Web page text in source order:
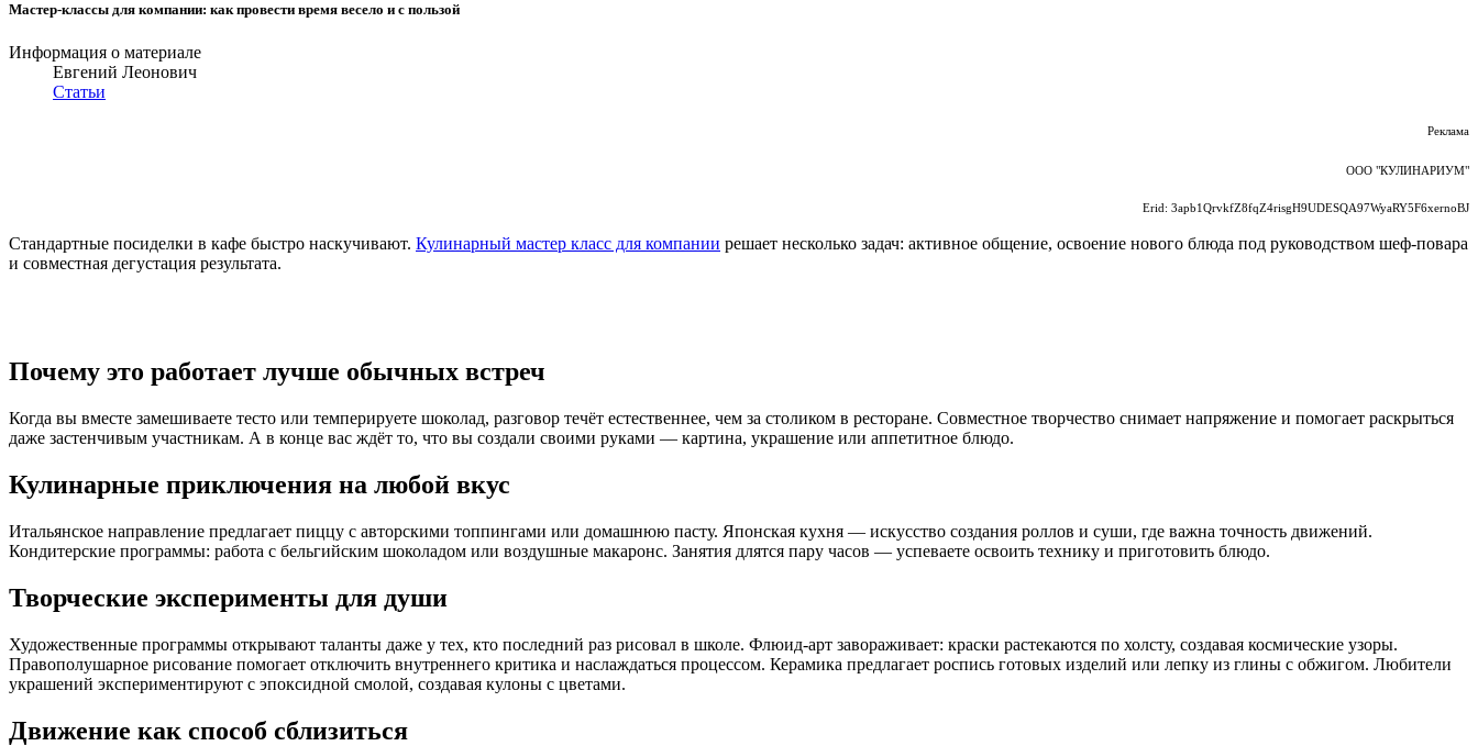
Мастер-классы для компании: как провести время весело и с пользой
Информация о материале
Евгений Леонович
Статьи
Реклама
ООО "КУЛИНАРИУМ"
Erid: 3apb1QrvkfZ8fqZ4risgH9UDESQA97WyaRY5F6xernoBJ
Стандартные посиделки в кафе быстро наскучивают. Кулинарный мастер класс для компании решает несколько задач: активное общение, освоение нового блюда под руководством шеф-повара
и совместная дегустация результата.
Почему это работает лучше обычных встреч
Когда вы вместе замешиваете тесто или темперируете шоколад, разговор течёт естественнее, чем за столиком в ресторане. Совместное творчество снимает напряжение и помогает раскрыться
даже застенчивым участникам. А в конце вас ждёт то, что вы создали своими руками — картина, украшение или аппетитное блюдо.
Кулинарные приключения на любой вкус
Итальянское направление предлагает пиццу с авторскими топпингами или домашнюю пасту. Японская кухня — искусство создания роллов и суши, где важна точность движений.
Кондитерские программы: работа с бельгийским шоколадом или воздушные макаронс. Занятия длятся пару часов — успеваете освоить технику и приготовить блюдо.
Творческие эксперименты для души
Художественные программы открывают таланты даже у тех, кто последний раз рисовал в школе. Флюид-арт завораживает: краски растекаются по холсту, создавая космические узоры.
Правополушарное рисование помогает отключить внутреннего критика и наслаждаться процессом. Керамика предлагает роспись готовых изделий или лепку из глины с обжигом. Любители
украшений экспериментируют с эпоксидной смолой, создавая кулоны с цветами.
Движение как способ сблизиться